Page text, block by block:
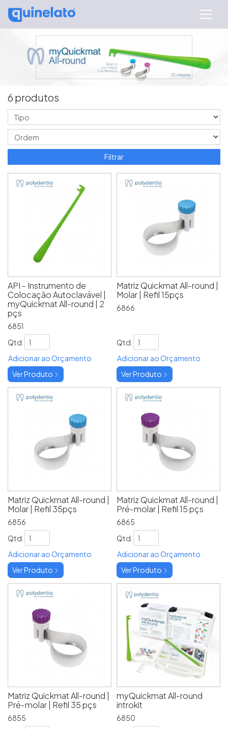
6 produtos
Filtrar
API - Instrumento de
Colocação Autoclavável |
myQuickmat All-round | 2
pçs
6851
Qtd.
Adicionar ao Orçamento
Ver Produto
Matriz Quickmat All-round |
Molar | Refil 15pçs
6866
Qtd.
Adicionar ao Orçamento
Ver Produto
Matriz Quickmat All-round |
Molar | Refil 35pçs
6856
Qtd.
Adicionar ao Orçamento
Ver Produto
Matriz Quickmat All-round |
Pré-molar | Refil 15 pçs
6865
Qtd.
Adicionar ao Orçamento
Ver Produto
Matriz Quickmat All-round |
Pré-molar | Refil 35 pçs
6855
myQuickmat All-round
introkit
6850